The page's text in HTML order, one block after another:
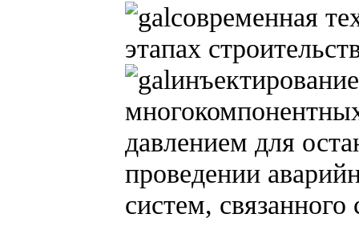
современная
этапах
давлением для
проведении
систем,